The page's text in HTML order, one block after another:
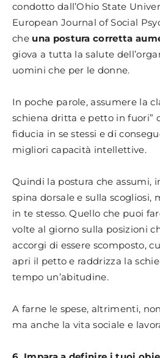
condotto dall’Ohio State
European Journal of Social
che una postura corretta
giova a tutta la salute
uomini che per le donne.
In poche parole, assumere la
schiena dritta e petto in fuori”
fiducia in se stessi e di
migliori capacità intellettive.
Quindi la postura che assumi,
spina dorsale e sulla scogliosi,
in te stesso. Quello che puoi
volte al giorno sulla posizioni
accorgi di essere scomposto,
apri il petto e raddrizza la
tempo un’abitudine.
A farne le spese, altrimenti,
ma anche la vita sociale e